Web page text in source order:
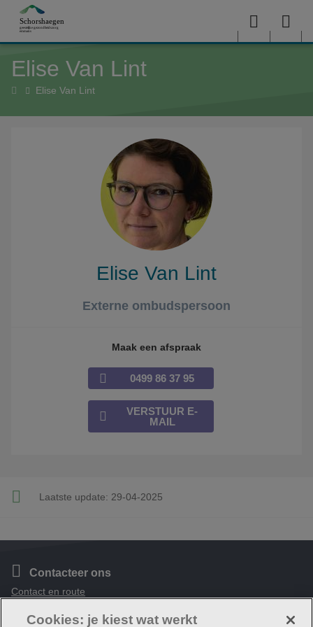
Overslaan en naar de inhoud gaan
Menu
Elise Van Lint
HomeElise Van Lint
Elise Van Lint
Externe ombudspersoon
Maak een afspraak
0499 86 37 95
VERSTUUR E-
MAIL
Laatste update: 29-04-2025
Contacteer ons
Contact en route
Volg ons Facebook
Cookies: je kiest wat werkt